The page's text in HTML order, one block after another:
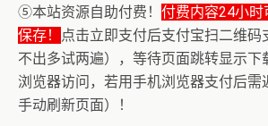
⑤本站资源自助付费！ 付费内容24小时
保存！
点击立即支付后支付宝扫二维码
不出多试两遍），等待页面跳转显示下
浏览器访问，若用手机浏览器支付后需
手动刷新页面）！
+ 恒星世界在暴力中诞生，也在暴力中
如何运行》